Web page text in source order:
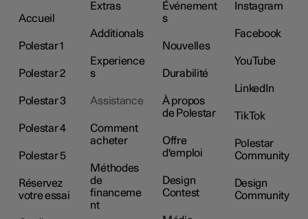
Accueil
Polestar 1
Polestar 2
Polestar 3
Polestar 4
Polestar 5
Réservez
votre essai
Extras
Additionals
Experience
s
Assistance
Comment
acheter
Méthodes
de
financeme
nt
Événement
s
Nouvelles
Durabilité
À propos
de Polestar
Offre
d'emploi
Design
Contest
Instagram
Facebook
YouTube
LinkedIn
TikTok
Polestar
Community
Design
Community